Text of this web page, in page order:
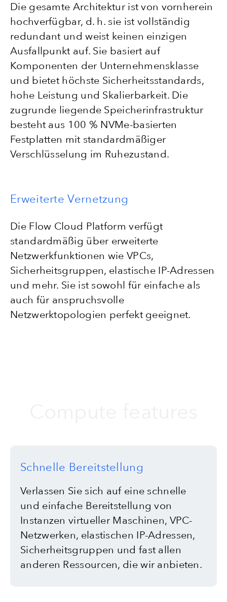
Die gesamte Architektur ist von vornherein
hochverfügbar, d. h. sie ist vollständig
redundant und weist keinen einzigen
Ausfallpunkt auf. Sie basiert auf
Komponenten der Unternehmensklasse
und bietet höchste Sicherheitsstandards,
hohe Leistung und Skalierbarkeit. Die
zugrunde liegende Speicherinfrastruktur
besteht aus 100 % NVMe-basierten
Festplatten mit standardmäßiger
Verschlüsselung im Ruhezustand.
Erweiterte Vernetzung
Die Flow Cloud Platform verfügt
standardmäßig über erweiterte
Netzwerkfunktionen wie VPCs,
Sicherheitsgruppen, elastische IP-Adressen
und mehr. Sie ist sowohl für einfache als
auch für anspruchsvolle
Netzwerktopologien perfekt geeignet.
Schnelle Bereitstellung
Verlassen Sie sich auf eine schnelle
und einfache Bereitstellung von
Instanzen virtueller Maschinen, VPC-
Netzwerken, elastischen IP-Adressen,
Sicherheitsgruppen und fast allen
anderen Ressourcen, die wir anbieten.